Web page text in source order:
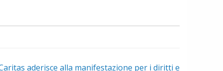
aderisce alla manifestazione per i diritti e